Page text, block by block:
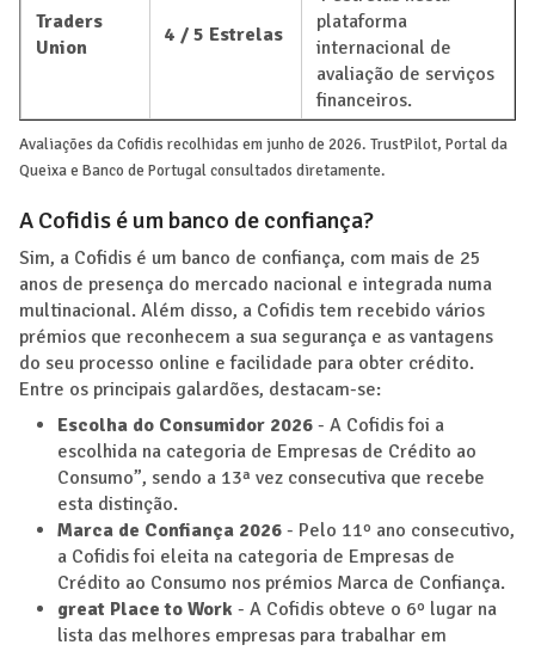
Traders
Union
4 / 5 Estrelas
plataforma
internacional de
avaliação de serviços
financeiros.
Avaliações da Cofidis recolhidas em junho de 2026. TrustPilot, Portal da
Queixa e Banco de Portugal consultados diretamente.
A Cofidis é um banco de confiança?
Sim, a Cofidis é um banco de confiança, com mais de 25
anos de presença do mercado nacional e integrada numa
multinacional. Além disso, a Cofidis tem recebido vários
prémios que reconhecem a sua segurança e as vantagens
do seu processo online e facilidade para obter crédito.
Entre os principais galardões, destacam-se:
Escolha do Consumidor 2026 - A Cofidis foi a
escolhida na categoria de Empresas de Crédito ao
Consumo”, sendo a 13ª vez consecutiva que recebe
esta distinção.
Marca de Confiança 2026 - Pelo 11º ano consecutivo,
a Cofidis foi eleita na categoria de Empresas de
Crédito ao Consumo nos prémios Marca de Confiança.
great Place to Work - A Cofidis obteve o 6º lugar na
lista das melhores empresas para trabalhar em